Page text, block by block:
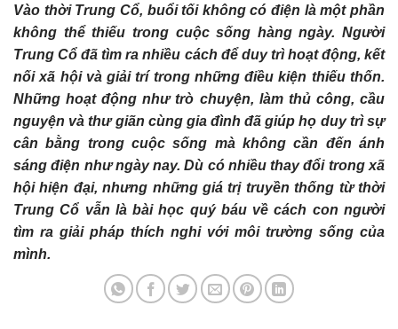
Vào thời Trung Cổ, buổi tối không có điện là một phần
không thể thiếu trong cuộc sống hàng ngày. Người
Trung Cổ đã tìm ra nhiều cách để duy trì hoạt động, kết
nối xã hội và giải trí trong những điều kiện thiếu thốn.
Những hoạt động như trò chuyện, làm thủ công, cầu
nguyện và thư giãn cùng gia đình đã giúp họ duy trì sự
cân bằng trong cuộc sống mà không cần đến ánh
sáng điện như ngày nay. Dù có nhiều thay đổi trong xã
hội hiện đại, nhưng những giá trị truyền thống từ thời
Trung Cổ vẫn là bài học quý báu về cách con người
tìm ra giải pháp thích nghi với môi trường sống của
mình.